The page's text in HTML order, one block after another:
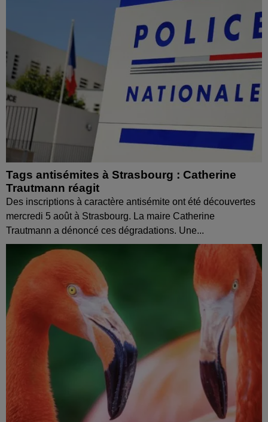
Tags antisémites à Strasbourg : Catherine
Trautmann réagit
Des inscriptions à caractère antisémite ont été découvertes
mercredi 5 août à Strasbourg. La maire Catherine
Trautmann a dénoncé ces dégradations. Une...